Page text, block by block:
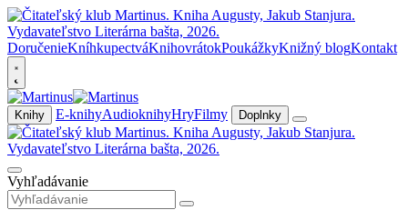
DoručenieKníhkupectváKnihovrátokPoukážkyKnižný blogKontakt
Knihy E-knihyAudioknihyHryFilmy Doplnky
Vyhľadávanie